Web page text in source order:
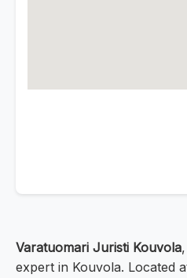
Varatuomari Juristi Kouvola
expert in Kouvola. Located